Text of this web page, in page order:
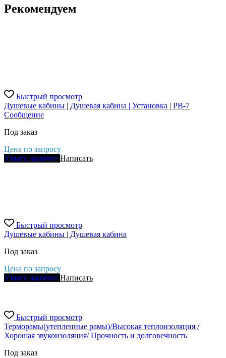
Рекомендуем
Быстрый просмотр
Душевые кабины | Душевая кабина | Установка | PB-7
Сообщение
Под заказ
Цена по запросу
Узнать наличие Написать
Быстрый просмотр
Душевые кабины | Душевая кабина
Под заказ
Цена по запросу
Узнать наличие Написать
Быстрый просмотр
Терморамы(утепленные рамы)/Высокая теплоизоляция /
Хорошая звукоизоляция/ Прочность и долговечность
Под заказ